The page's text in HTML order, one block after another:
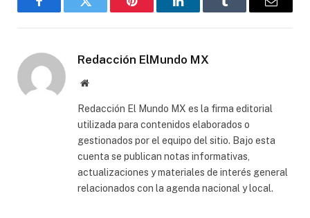
FacebookGorjeo Pinterest LinkedInTumblr
Correo
Redacción ElMundo MX
Sitio
Redacción El Mundo MX es la firma editorial
utilizada para contenidos elaborados o
gestionados por el equipo del sitio. Bajo esta
cuenta se publican notas informativas,
actualizaciones y materiales de interés general
relacionados con la agenda nacional y local.